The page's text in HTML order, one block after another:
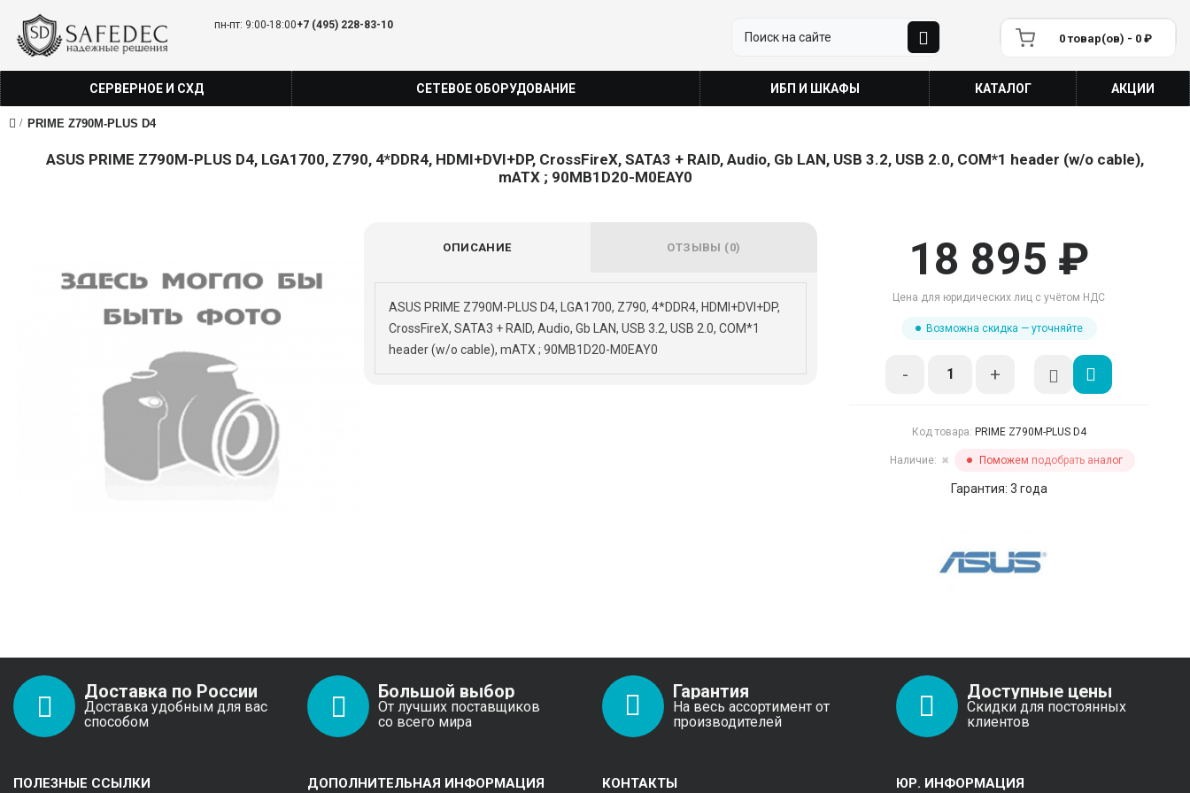
пн-пт: 9:00-18:00+7 (495) 228-83-10
0 товар(ов) - 0 ₽
СЕРВЕРНОЕ И СХД СЕТЕВОЕ ОБОРУДОВАНИЕ ИБП И ШКАФЫ КАТАЛОГ АКЦИИ
PRIME Z790M-PLUS D4
ASUS PRIME Z790M-PLUS D4, LGA1700, Z790, 4*DDR4, HDMI+DVI+DP, CrossFireX, SATA3 + RAID, Audio, Gb LAN, USB 3.2, USB 2.0, COM*1 header (w/o cable),
mATX ; 90MB1D20-M0EAY0
ОПИСАНИЕ ОТЗЫВЫ (0)
ASUS PRIME Z790M-PLUS D4, LGA1700, Z790, 4*DDR4, HDMI+DVI+DP,
CrossFireX, SATA3 + RAID, Audio, Gb LAN, USB 3.2, USB 2.0, COM*1
header (w/o cable), mATX ; 90MB1D20-M0EAY0
18 895 ₽
Цена для юридических лиц с учётом НДС
Возможна скидка — уточняйте
- +
Код товара: PRIME Z790M-PLUS D4
Наличие: ✖ Поможем подобрать аналог
Гарантия: 3 года
Доставка по России
Доставка удобным для вас
способом
Большой выбор
От лучших поставщиков
со всего мира
Гарантия
На весь ассортимент от
производителей
Доступные цены
Скидки для постоянных
клиентов
ПОЛЕЗНЫЕ ССЫЛКИ ДОПОЛНИТЕЛЬНАЯ ИНФОРМАЦИЯ КОНТАКТЫ ЮР. ИНФОРМАЦИЯ